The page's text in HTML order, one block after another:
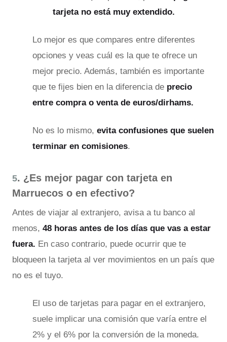
tarjeta no está muy extendido.
Lo mejor es que compares entre diferentes
opciones y veas cuál es la que te ofrece un
mejor precio. Además, también es importante
que te fijes bien en la diferencia de precio
entre compra o venta de euros/dirhams.
No es lo mismo, evita confusiones que suelen
terminar en comisiones.
5. ¿Es mejor pagar con tarjeta en
Marruecos o en efectivo?
Antes de viajar al extranjero, avisa a tu banco al
menos, 48 horas antes de los días que vas a estar
fuera. En caso contrario, puede ocurrir que te
bloqueen la tarjeta al ver movimientos en un país que
no es el tuyo.
El uso de tarjetas para pagar en el extranjero,
suele implicar una comisión que varía entre el
2% y el 6% por la conversión de la moneda.